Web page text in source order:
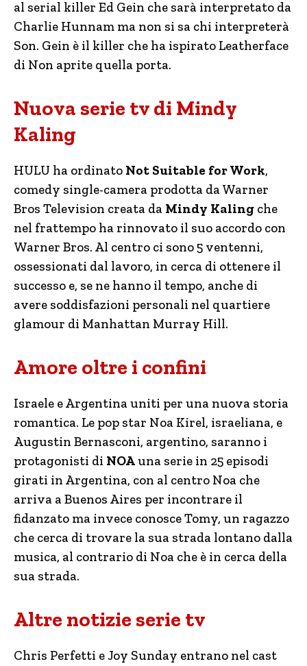
al serial killer Ed Gein che sarà interpretato da
Charlie Hunnam ma non si sa chi interpreterà
Son. Gein è il killer che ha ispirato Leatherface
di Non aprite quella porta.
Nuova serie tv di Mindy
Kaling
HULU ha ordinato Not Suitable for Work,
comedy single-camera prodotta da Warner
Bros Television creata da Mindy Kaling che
nel frattempo ha rinnovato il suo accordo con
Warner Bros. Al centro ci sono 5 ventenni,
ossessionati dal lavoro, in cerca di ottenere il
successo e, se ne hanno il tempo, anche di
avere soddisfazioni personali nel quartiere
glamour di Manhattan Murray Hill.
Amore oltre i confini
Israele e Argentina uniti per una nuova storia
romantica. Le pop star Noa Kirel, israeliana, e
Augustin Bernasconi, argentino, saranno i
protagonisti di NOAuna serie in 25 episodi
girati in Argentina, con al centro Noa che
arriva a Buenos Aires per incontrare il
fidanzato ma invece conosce Tomy, un ragazzo
che cerca di trovare la sua strada lontano dalla
musica, al contrario di Noa che è in cerca della
sua strada.
Altre notizie serie tv
Chris Perfetti e Joy Sunday entrano nel cast